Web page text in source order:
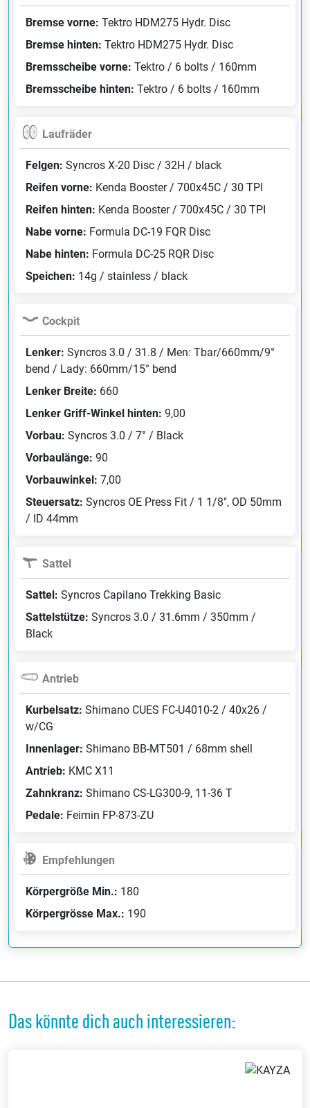
Bremse vorne: Tektro HDM275 Hydr. Disc
Bremse hinten: Tektro HDM275 Hydr. Disc
Bremsscheibe vorne: Tektro / 6 bolts / 160mm
Bremsscheibe hinten: Tektro / 6 bolts / 160mm
Laufräder
Felgen: Syncros X-20 Disc / 32H / black
Reifen vorne: Kenda Booster / 700x45C / 30 TPI
Reifen hinten: Kenda Booster / 700x45C / 30 TPI
Nabe vorne: Formula DC-19 FQR Disc
Nabe hinten: Formula DC-25 RQR Disc
Speichen: 14g / stainless / black
Cockpit
Lenker: Syncros 3.0 / 31.8 / Men: Tbar/660mm/9°
bend / Lady: 660mm/15° bend
Lenker Breite: 660
Lenker Griff-Winkel hinten: 9,00
Vorbau: Syncros 3.0 / 7° / Black
Vorbaulänge: 90
Vorbauwinkel: 7,00
Steuersatz: Syncros OE Press Fit / 1 1/8", OD 50mm
/ ID 44mm
Sattel
Sattel: Syncros Capilano Trekking Basic
Sattelstütze: Syncros 3.0 / 31.6mm / 350mm /
Black
Antrieb
Kurbelsatz: Shimano CUES FC-U4010-2 / 40x26 /
w/CG
Innenlager: Shimano BB-MT501 / 68mm shell
Antrieb: KMC X11
Zahnkranz: Shimano CS-LG300-9, 11-36 T
Pedale: Feimin FP-873-ZU
Empfehlungen
Körpergröße Min.: 180
Körpergrösse Max.: 190
Das könnte dich auch interessieren: